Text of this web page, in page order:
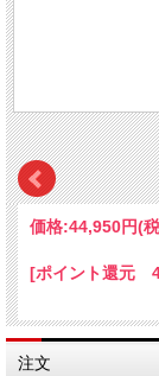
価格:44,950円(
[ポイント還元
注文